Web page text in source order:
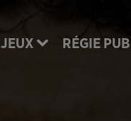
JEUX RÉGIE PUB